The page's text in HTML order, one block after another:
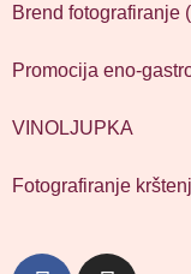
Brend fotografiranje
Promocija eno-
VINOLJUPKA
Fotografiranje